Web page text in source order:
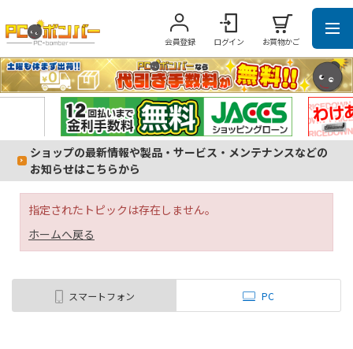
会員登録 ログイン お買物かご
ショップの最新情報や製品・サービス・メンテナンスなどの
お知らせはこちらから
指定されたトピックは存在しません。
ホームへ戻る
スマートフォン PC